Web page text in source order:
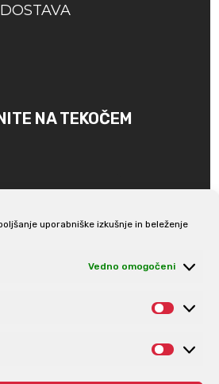
uporabniške izkušnje in beleženje
Vedno omogočeni
DOSTAVA
NA TEKOČEM